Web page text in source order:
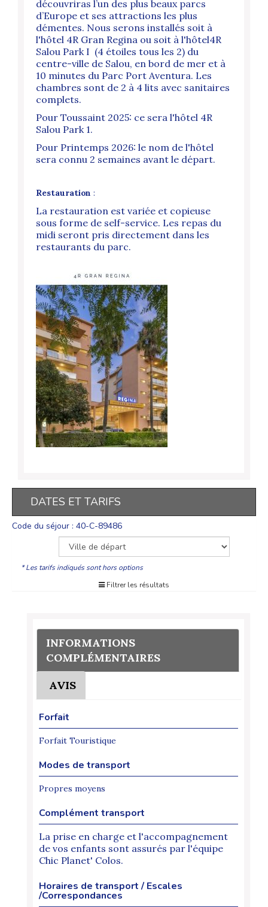
découvriras l’un des plus beaux parcs
d’Europe et ses attractions les plus
démentes. Nous serons installés soit à
l'hôtel 4R Gran Regina ou soit à l'hôtel4R
Salou Park I (4 étoiles tous les 2) du
centre-ville de Salou, en bord de mer et à
10 minutes du Parc Port Aventura. Les
chambres sont de 2 à 4 lits avec sanitaires
complets.
Pour Toussaint 2025: ce sera l'hôtel 4R
Salou Park 1.
Pour Printemps 2026: le nom de l'hôtel
sera connu 2 semaines avant le départ.
Restauration :
La restauration est variée et copieuse
sous forme de self-service. Les repas du
midi seront pris directement dans les
restaurants du parc.
DATES ET TARIFS
Code du séjour : 40-C-89486
* Les tarifs indiqués sont hors options
Filtrer les résultats
INFORMATIONS
COMPLÉMENTAIRES
AVIS
Forfait
Forfait Touristique
Modes de transport
Propres moyens
Complément transport
La prise en charge et l'accompagnement
de vos enfants sont assurés par l'équipe
Chic Planet' Colos.
Horaires de transport / Escales
/Correspondances